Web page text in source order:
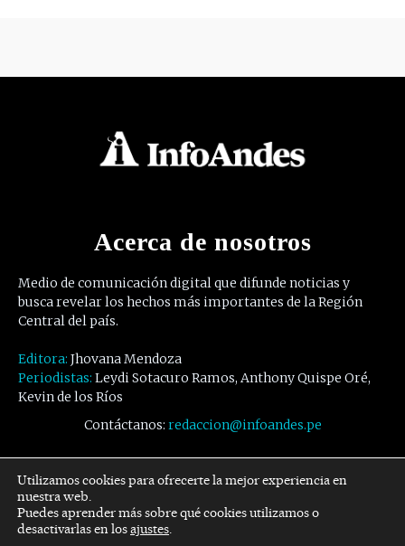
Acerca de nosotros
Medio de comunicación digital que difunde noticias y
busca revelar los hechos más importantes de la Región
Central del país.
Editora: Jhovana Mendoza
Periodistas: Leydi Sotacuro Ramos, Anthony Quispe Oré,
Kevin de los Ríos
Contáctanos: redaccion@infoandes.pe
Síguenos
Facebook Twitter Youtube
Utilizamos cookies para ofrecerte la mejor experiencia en
nuestra web.
Puedes aprender más sobre qué cookies utilizamos o
desactivarlas en losajustes.